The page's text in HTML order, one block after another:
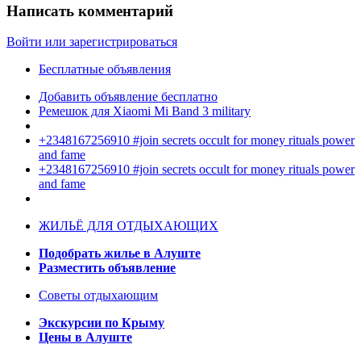
Написать комментарий
Войти или зарегистрироваться
Бесплатные объявления
Добавить объявление бесплатно
Ремешок для Xiaomi Mi Band 3 military
+2348167256910 #join secrets occult for money rituals power
and fame
+2348167256910 #join secrets occult for money rituals power
and fame
ЖИЛЬЁ ДЛЯ ОТДЫХАЮЩИХ
Подобрать жилье в Алуште
Разместить объявление
Советы отдыхающим
Экскурсии по Крыму
Цены в Алуште